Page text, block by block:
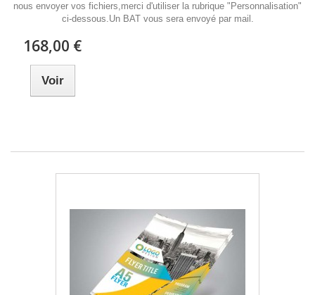
nous envoyer vos fichiers,merci d'utiliser la rubrique "Personnalisation"
ci-dessous.Un BAT vous sera envoyé par mail.
168,00 €
Voir